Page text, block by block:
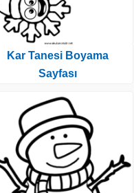
Kar Tanesi Boyama
Sayfası